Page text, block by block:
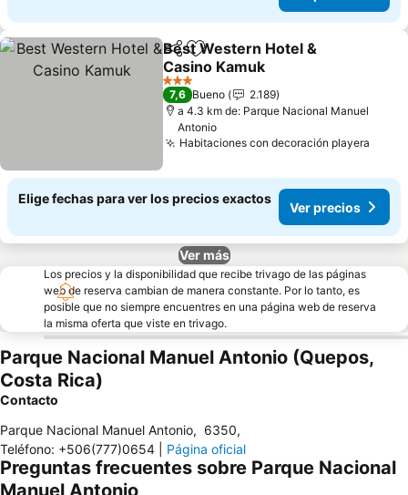
CompartirAgregar a favoritos
Best Western Hotel &
Casino Kamuk
Ver precios
3 Estrellas
7,6 Bueno
2.189
a 4.3 km de: Parque Nacional Manuel
Antonio
Habitaciones con decoración playera
Elige fechas para ver los precios exactos
Ver precios
Ver más
Los precios y la disponibilidad que recibe trivago de las páginas
web de reserva cambian de manera constante. Por lo tanto, es
posible que no siempre encuentres en una página web de reserva
la misma oferta que viste en trivago.
Parque Nacional Manuel Antonio (Quepos,
Costa Rica)
Contacto
Parque Nacional Manuel Antonio, 6350,
Teléfono: +506(777)0654 Página oficial
Preguntas frecuentes sobre Parque Nacional
Manuel Antonio